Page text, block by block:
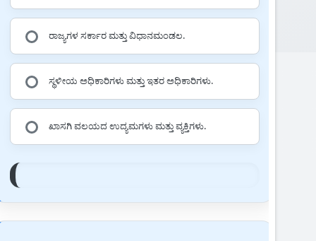
ರಾಜ್ಯಗಳ ಸರ್ಕಾರ ಮತ್ತು ವಿಧಾನಮಂಡಲ.
ಸ್ಥಳೀಯ ಅಧಿಕಾರಿಗಳು ಮತ್ತು ಇತರ ಅಧಿಕಾರಿಗಳು.
ಖಾಸಗಿ ವಲಯದ ಉದ್ಯಮಗಳು ಮತ್ತು ವ್ಯಕ್ತಿಗಳು.